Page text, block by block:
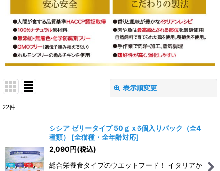
表示順変更
22件
シシア ゼリータイプ 50ｇｘ6個入りパック（全4
種類）
[全猫種・全年齢対応]
2,090 円(税込)
総合栄養食タイプのウエットフード！ イタリアか